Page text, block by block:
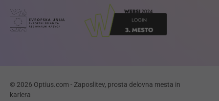
© 2026 Optius.com - Zaposlitev, prosta delovna mesta in
kariera